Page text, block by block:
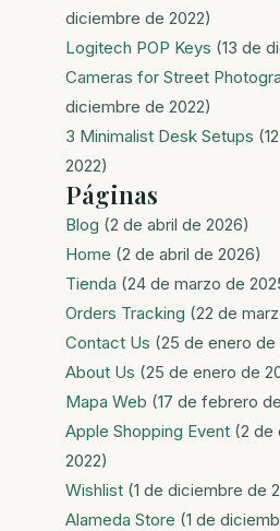
diciembre de 2022)
Logitech POP Keys (13 de
Cameras for Street
diciembre de 2022)
3 Minimalist Desk Setups
2022)
Páginas
Blog (2 de abril de 2026)
Home (2 de abril de 2026)
Tienda (24 de marzo de
Orders Tracking (22 de
Contact Us (25 de enero de
About Us (25 de enero de
Mapa Web (17 de febrero
Apple Shopping Event (2 de
2022)
Wishlist (1 de diciembre de
Alameda Store (1 de